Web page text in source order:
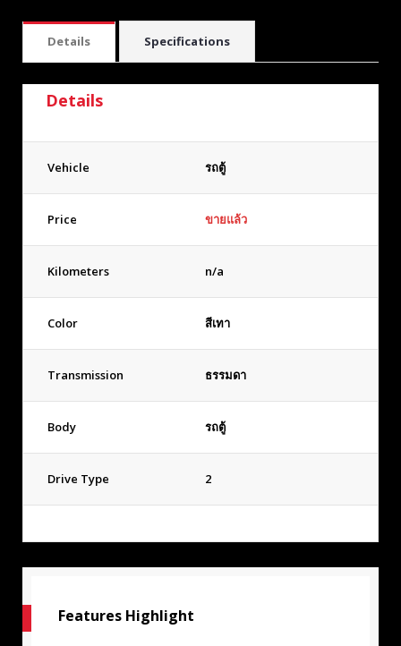
Details Specifications
Details
Vehicle รถตู้
Price ขายแล้ว
Kilometers n/a
Color สีเทา
Transmission ธรรมดา
Body รถตู้
Drive Type 2
Features Highlight